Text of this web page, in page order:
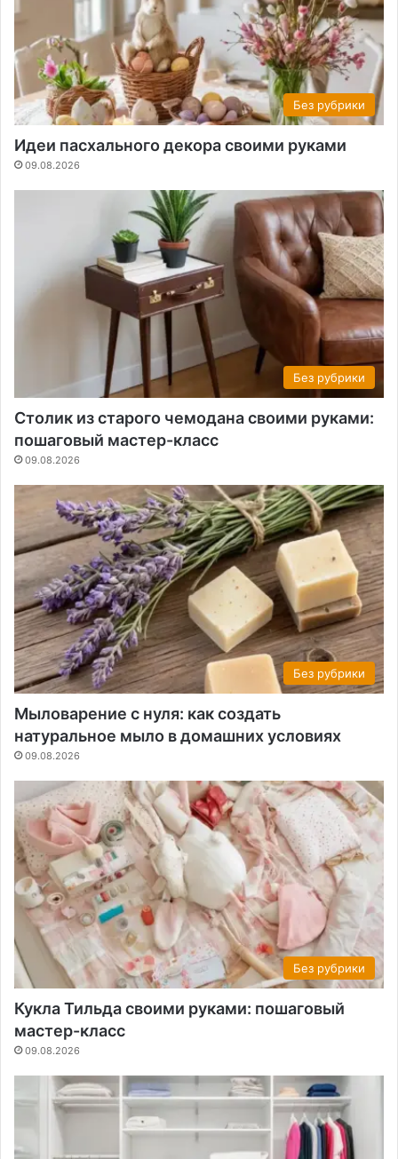
Без рубрики
Идеи пасхального декора своими руками
09.08.2026
Без рубрики
Столик из старого чемодана своими руками:
пошаговый мастер-класс
09.08.2026
Без рубрики
Мыловарение с нуля: как создать
натуральное мыло в домашних условиях
09.08.2026
Без рубрики
Кукла Тильда своими руками: пошаговый
мастер-класс
09.08.2026